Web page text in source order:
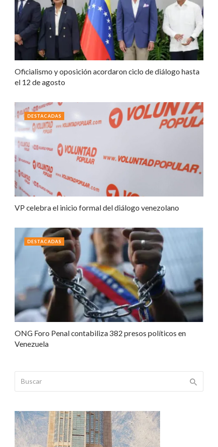
Oficialismo y oposición acordaron ciclo de diálogo hasta
el 12 de agosto
VP celebra el inicio formal del diálogo venezolano
DESTACADAS
ONG Foro Penal contabiliza 382 presos políticos en
Venezuela
DESTACADAS